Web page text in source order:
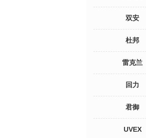
双安
杜邦
雷克兰
回力
君御
UVEX